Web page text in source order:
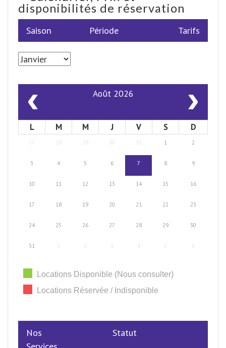
disponibilités de réservation
Saison Période Tarifs
‹ Août 2026 ›
L M M J V S D
27 28 29 30 31 1 2
3 4 5 6 7 8 9
10 11 12 13 14 15 16
17 18 19 20 21 22 23
24 25 26 27 28 29 30
31 1 2 3 4 5 6
Locations Disponible (Nous consulter)
Locations Réservée / Indisponible
Nos
Statut